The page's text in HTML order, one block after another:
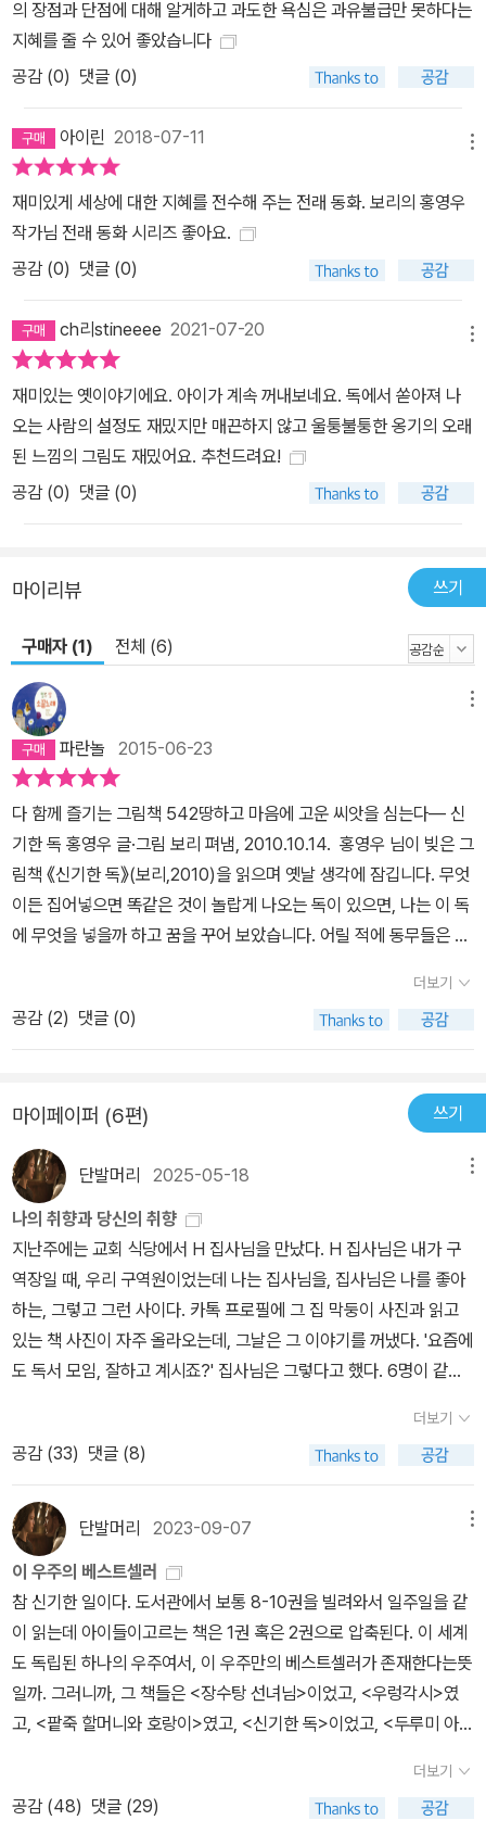
의 장점과 단점에 대해 알게하고 과도한 욕심은 과유불급만 못하다는
지혜를 줄 수 있어 좋았습니다
공감 (0) 댓글 (0)
아이린 2018-07-11
재미있게 세상에 대한 지혜를 전수해 주는 전래 동화. 보리의 홍영우
작가님 전래 동화 시리즈 좋아요.
공감 (0) 댓글 (0)
ch리stineeee 2021-07-20
재미있는 옛이야기에요. 아이가 계속 꺼내보네요. 독에서 쏟아져 나
오는 사람의 설정도 재밌지만 매끈하지 않고 울퉁불퉁한 옹기의 오래
된 느낌의 그림도 재밌어요. 추천드려요!
공감 (0) 댓글 (0)
마이리뷰 쓰기
구매자 (1) 전체 (6)
파란놀 2015-06-23
다 함께 즐기는 그림책 542땅하고 마음에 고운 씨앗을 심는다― 신
기한 독 홍영우 글·그림 보리 펴냄, 2010.10.14. 홍영우 님이 빚은 그
림책 《신기한 독》(보리,2010)을 읽으며 옛날 생각에 잠깁니다. 무엇
이든 집어넣으면 똑같은 것이 놀랍게 나오는 독이 있으면, 나는 이 독
에 무엇을 넣을까 하고 꿈을 꾸어 보았습니다. 어릴 적에 동무들은 하
50원이나 100원입니다. 500원 한 닢도 제법 큰돈이던 때였으니 기
껏해야 100원인데, 100원을 넣어서 빼고 또 빼내어 큰돈을 이루자면
참으로 오래 걸릴 테지요. 종이돈을 넣는다면 ‘똑같은 돈’이 날 테니까
독에는 ‘밥’을 넣으면 딱 어울리지 않을까 싶기도 합니다. 먹을 만한
뭔가를 넣으면 똑같은 것이 나올 테니 굶을 걱정이 없겠지요. 맛난 떡
이나 빵을 마련했다면, 떡장수나 빵장수를 할 수 있을 테고요.옛날 어
느 마을에 농사꾼 하나가 살았어. 하루는 농사꾼이 밭을 일구느라고
괭이질을 하고 있었지. (2쪽) 옛이야기를 더 헤아려 봅니다. 놀라운
독이 있어서 굶는 걱정이 없다면, 독에 무엇이든 집어넣어서 언제 어
디에서나 넉넉히 누릴 수 있다면, 참으로 ‘걱정없는’ 나날이 되리라 느
낍니다. 다만, 이런 생각을 잇고 이으니, ‘할 일도 없겠네’ 하는 생각이
들었어요. 가만히 누워서 독에 넣었다가 빼면 될 뿐이니, 이 땅에서 태
놀기만 하면 될 뿐입니다. 이런 데까지 생각이 잇자, 놀라운 독은 놀
라운 독이 되면서 어느 모로는 바보스러운 독일 수 있겠구나 싶어요.
아무것도 하지 않고 누워서 먹기만 하면 어떻게 될까 하고 생각하니,
이런 모습은 도무지 떠올리고 싶지 않았습니다.부자 영감은 부리나케
농사꾼을 찾아가서 대뜸 물었지. “여보게, 자네 이 독 어디서 파냈
나?” “왜요? 우리 밭에서 파냈지요.” “그러면 그렇지. 이 독은 내 것
이 틀림없네.” (11쪽) 씨앗을 심는 사람은 씨앗을 얻습니다. 볍씨를
심는 사람은 볍씨를 얻어요. 콩씨를 심는 사람은 콩씨를 얻습니다. 다
만, 씨앗을 심는 사람은 씨앗 한 톨을 고스란히 얻지 않습니다. 수백
곱으로 불어난 씨앗을 얻습니다. 그러니, 해마다 꾸준하게 씨앗을 심
는 사람은 해마다 꾸준하게 한결 넉넉하게 씨앗을 얻습니다. 그러니
이라고도 할 수 있습니다. 땅뙈기를 잘 일구어서 씨앗을 심으면 석 달
더보기
공감 (2) 댓글 (0)
마이페이퍼 (6편) 쓰기
단발머리 2025-05-18
나의 취향과 당신의 취향
지난주에는 교회 식당에서 H 집사님을 만났다. H 집사님은 내가 구
역장일 때, 우리 구역원이었는데 나는 집사님을, 집사님은 나를 좋아
하는, 그렇고 그런 사이다. 카톡 프로필에 그 집 막둥이 사진과 읽고
있는 책 사진이 자주 올라오는데, 그날은 그 이야기를 꺼냈다. '요즘에
도 독서 모임, 잘하고 계시죠?' 집사님은 그렇다고 했다. 6명이 같이
고 발제하고, 모임을 진행하는 형식으로 진행된다 했다. 너무 재미있
겠어요! 했더니 진짜 그렇다고 하신다. ​그래서, 이번 달 책은 뭐예요?
물었더니, 『참을 수 없는 존재의 가벼움』이라고 하시는 거다. 아, 그
책 좋죠~라고 답하는데, 조금 거시기하다. 그러니깐 '요즘에 무슨 책
을 읽어요.'라고 말했는데, 대답이 '아, 그 책 좋죠!'라고 답하는 건, 뭐
랄까 거만한 느낌이지 않나 하는 생각이 들었던 거다. 그렇다고 해서,
읽은 책을 안 읽었다 할 수는 없는 일이고. 쿤데라, 저도 좋아해요. 저
는 그 책도 좋지만, 『농담』도 되게 좋았거든요. 이건 더 아니지 않을
까. 그래서, 별수 없이 '아, 그 책 좋죠~'라고 얌전하게 답했다. ​본인은
편독하는 편인데, 이 모임에 나가면서 여러 종류의 책, 이를테면 시집
도 읽게 되면서 책 읽는 범위가 넓어졌다고 이야기하셨다. 『당근밭 걷
기』요? 최근에 그분의 프로필에서 봤던 시집을 이야기했더니 맞다고
그러셨다. 그러면서, 전에 구역장님이 선물해 주셨던 책도 다시 꺼내
더보기
공감 (33) 댓글 (8)
단발머리 2023-09-07
이 우주의 베스트셀러
참 신기한 일이다. 도서관에서 보통 8-10권을 빌려와서 일주일을 같
이 읽는데 아이들이고르는 책은 1권 혹은 2권으로 압축된다. 이 세계
도 독립된 하나의 우주여서, 이 우주만의 베스트셀러가 존재한다는뜻
일까. 그러니까, 그 책들은 <장수탕 선녀님>이었고, <우렁각시>였
고, <팥죽 할머니와 호랑이>였고, <신기한 독>이었고, <두루미 아내
수영장>을 쓰고 그린 이가 ‘안녕달’이라는 사실을알았고, 그녀/그의
더보기
공감 (48) 댓글 (29)